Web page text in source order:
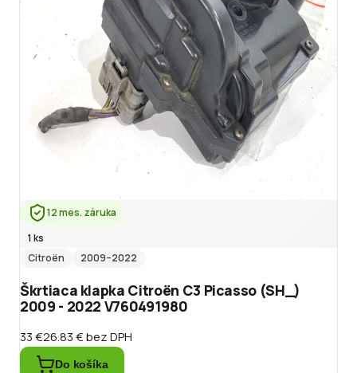
12 mes. záruka
1 ks
Citroën
2009–2022
Škrtiaca klapka Citroën C3 Picasso (SH_)
2009 - 2022 V760491980
33 €26.83 €bez DPH
Do košíka